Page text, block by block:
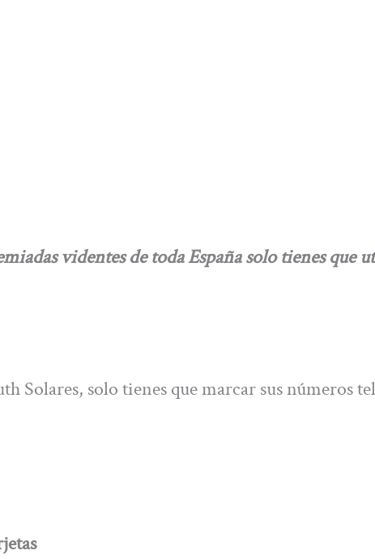
videntes de toda España solo tienes que
Solares, solo tienes que marcar sus números